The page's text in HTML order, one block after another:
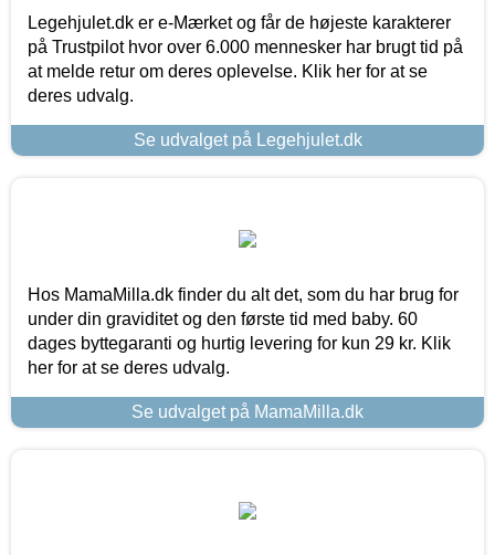
Legehjulet.dk er e-Mærket og får de højeste karakterer
på Trustpilot hvor over 6.000 mennesker har brugt tid på
at melde retur om deres oplevelse. Klik her for at se
deres udvalg.
Se udvalget på Legehjulet.dk
Hos MamaMilla.dk finder du alt det, som du har brug for
under din graviditet og den første tid med baby. 60
dages byttegaranti og hurtig levering for kun 29 kr. Klik
her for at se deres udvalg.
Se udvalget på MamaMilla.dk